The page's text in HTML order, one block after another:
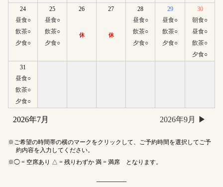
24
昼食○
飲茶○
夕食○
25
昼食○
飲茶○
夕食○
26
休
27
休
28
昼食○
飲茶○
夕食○
29
昼食○
飲茶○
夕食○
30
朝食○
昼食○
飲茶○
夕食○
31
昼食○
飲茶○
夕食○
2026年7月 2026年9月
ご希望の時間帯の横のマークをクリックして、ご予約時間を選択してご予
約内容を入力してください。
◯ = 空席あり △ = 残りわずか 満 = 満席 となります。